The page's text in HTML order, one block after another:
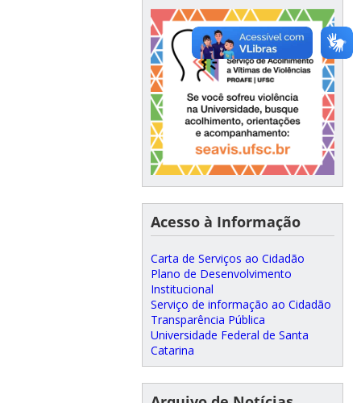
Acesso à Informação
Carta de Serviços ao Cidadão
Plano de Desenvolvimento
Institucional
Serviço de informação ao Cidadão
Transparência Pública
Universidade Federal de Santa
Catarina